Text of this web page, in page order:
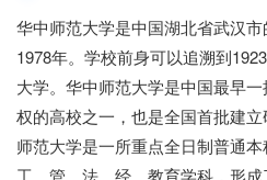
华中师范大学是中国湖北省武汉
1978年。学校前身可以追溯到
大学。华中师范大学是中国最早
权的高校之一，也是全国首批建
师范大学是一所重点全日制普通本